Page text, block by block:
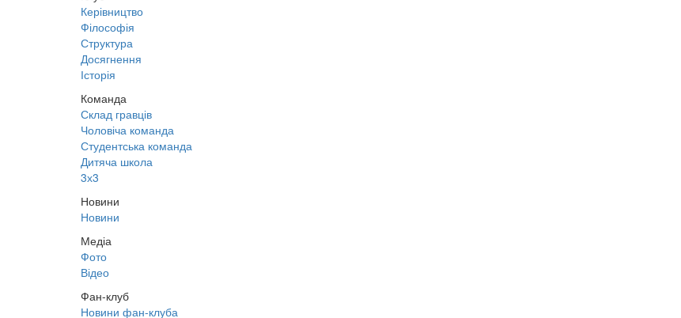
Керівництво
Філософія
Структура
Досягнення
Історія
Команда
Склад гравців
Чоловіча команда
Студентська команда
Дитяча школа
3х3
Новини
Новини
Медіа
Фото
Відео
Фан-клуб
Новини фан-клуба